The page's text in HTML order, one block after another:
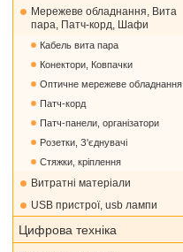
Мережеве обладнання, Вита
пара, Патч-корд, Шафи
Кабель вита пара
Конектори, Ковпачки
Оптичне мережеве обладнання
Патч-корд
Патч-панели, організатори
Розетки, З'єднувачі
Стяжки, кріплення
Витратні матеріали
USB пристрої, usb лампи
Цифрова техніка